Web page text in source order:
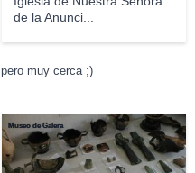
de la Anunci...
pero muy cerca ;)
Museo de Galera